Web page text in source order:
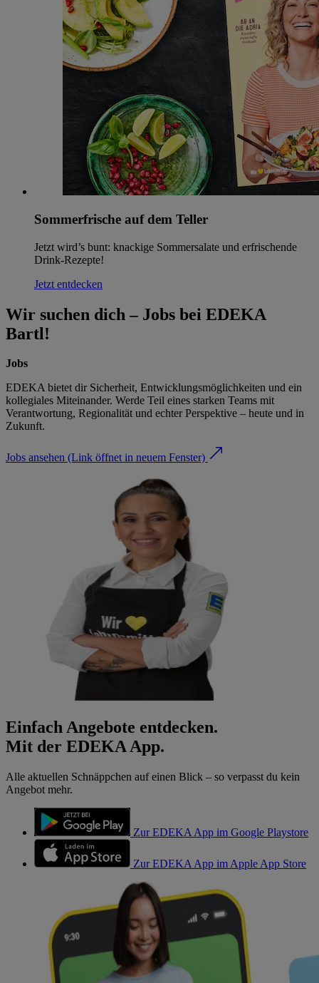
Sommerfrische auf dem Teller
Jetzt wird’s bunt: knackige Sommersalate und erfrischende
Drink-Rezepte!
Jetzt entdecken
Wir suchen dich – Jobs bei EDEKA
Bartl!
Jobs
EDEKA bietet dir Sicherheit, Entwicklungsmöglichkeiten und ein
kollegiales Miteinander. Werde Teil eines starken Teams mit
Verantwortung, Regionalität und echter Perspektive – heute und in
Zukunft.
Jobs ansehen (Link öffnet in neuem Fenster)
Einfach Angebote entdecken.
Mit der EDEKA App.
Alle aktuellen Schnäppchen auf einen Blick – so verpasst du kein
Angebot mehr.
Zur EDEKA App im Google Playstore
Zur EDEKA App im Apple App Store